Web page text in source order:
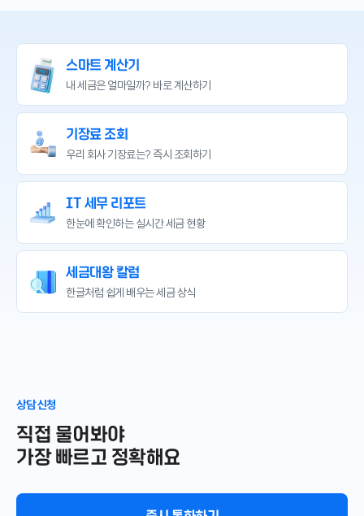
스마트 계산기
내 세금은 얼마일까? 바로 계산하기
기장료 조회
우리 회사 기장료는? 즉시 조회하기
IT 세무 리포트
한눈에 확인하는실시간 세금 현황
세금대왕 칼럼
한글처럼 쉽게 배우는세금 상식
상담 신청
직접 물어봐야
가장 빠르고 정확해요